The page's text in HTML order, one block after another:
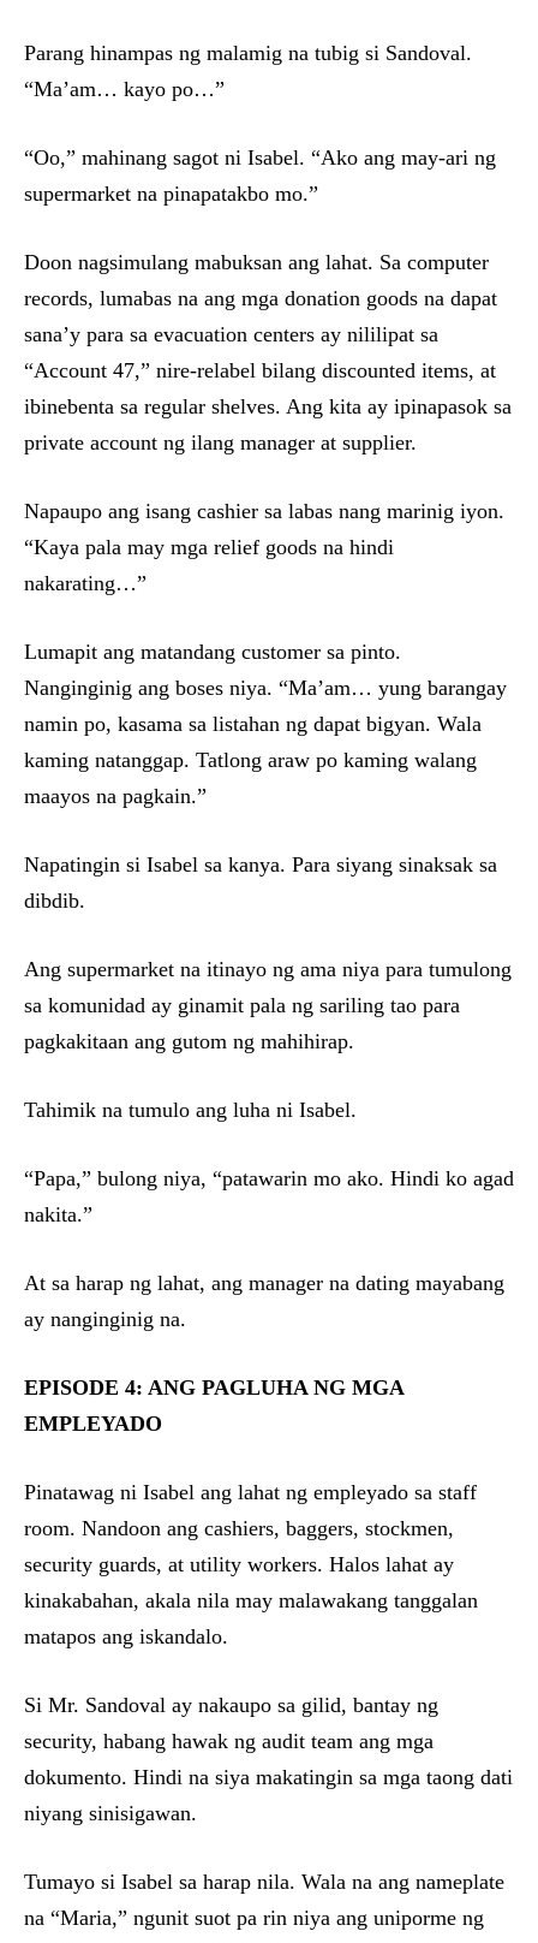
Parang hinampas ng malamig na tubig si Sandoval.
“Ma’am… kayo po…”
“Oo,” mahinang sagot ni Isabel. “Ako ang may-ari ng
supermarket na pinapatakbo mo.”
Doon nagsimulang mabuksan ang lahat. Sa computer
records, lumabas na ang mga donation goods na dapat
sana’y para sa evacuation centers ay nililipat sa
“Account 47,” nire-relabel bilang discounted items, at
ibinebenta sa regular shelves. Ang kita ay ipinapasok sa
private account ng ilang manager at supplier.
Napaupo ang isang cashier sa labas nang marinig iyon.
“Kaya pala may mga relief goods na hindi
nakarating…”
Lumapit ang matandang customer sa pinto.
Nanginginig ang boses niya. “Ma’am… yung barangay
namin po, kasama sa listahan ng dapat bigyan. Wala
kaming natanggap. Tatlong araw po kaming walang
maayos na pagkain.”
Napatingin si Isabel sa kanya. Para siyang sinaksak sa
dibdib.
Ang supermarket na itinayo ng ama niya para tumulong
sa komunidad ay ginamit pala ng sariling tao para
pagkakitaan ang gutom ng mahihirap.
Tahimik na tumulo ang luha ni Isabel.
“Papa,” bulong niya, “patawarin mo ako. Hindi ko agad
nakita.”
At sa harap ng lahat, ang manager na dating mayabang
ay nanginginig na.
EPISODE 4: ANG PAGLUHA NG MGA
EMPLEYADO
Pinatawag ni Isabel ang lahat ng empleyado sa staff
room. Nandoon ang cashiers, baggers, stockmen,
security guards, at utility workers. Halos lahat ay
kinakabahan, akala nila may malawakang tanggalan
matapos ang iskandalo.
Si Mr. Sandoval ay nakaupo sa gilid, bantay ng
security, habang hawak ng audit team ang mga
dokumento. Hindi na siya makatingin sa mga taong dati
niyang sinisigawan.
Tumayo si Isabel sa harap nila. Wala na ang nameplate
na “Maria,” ngunit suot pa rin niya ang uniporme ng